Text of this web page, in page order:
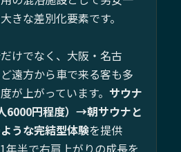
きな差別化要素です。
けでなく、大阪・名古
遠方から車で来る客も多
が上がっています。 サウナ
円程度）→朝サウナと
うな完結型体験を提供
年半で右肩上がりの成長を